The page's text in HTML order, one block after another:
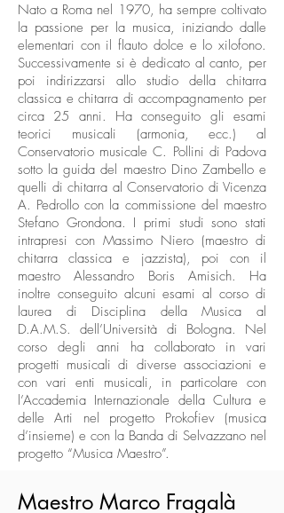
Nato a Roma nel 1970, ha sempre coltivato
la passione per la musica, iniziando dalle
elementari con il flauto dolce e lo xilofono.
Successivamente si è dedicato al canto, per
poi indirizzarsi allo studio della chitarra
classica e chitarra di accompagnamento per
circa 25 anni. Ha conseguito gli esami
teorici musicali (armonia, ecc.) al
Conservatorio musicale C. Pollini di Padova
sotto la guida del maestro Dino Zambello e
quelli di chitarra al Conservatorio di Vicenza
A. Pedrollo con la commissione del maestro
Stefano Grondona. I primi studi sono stati
intrapresi con Massimo Niero (maestro di
chitarra classica e jazzista), poi con il
maestro Alessandro Boris Amisich. Ha
inoltre conseguito alcuni esami al corso di
laurea di Disciplina della Musica al
D.A.M.S. dell’Università di Bologna. Nel
corso degli anni ha collaborato in vari
progetti musicali di diverse associazioni e
con vari enti musicali, in particolare con
l’Accademia Internazionale della Cultura e
delle Arti nel progetto Prokofiev (musica
d’insieme) e con la Banda di Selvazzano nel
progetto “Musica Maestro”.
Maestro Marco Fragalà